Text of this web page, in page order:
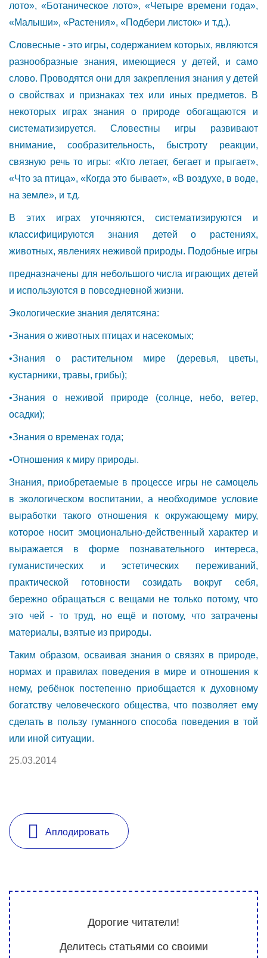
лото», «Ботаническое лото», «Четыре времени года»,
«Малыши», «Растения», «Подбери листок» и т.д.).
Словесные - это игры, содержанием которых, являются
разнообразные знания, имеющиеся у детей, и само
слово. Проводятся они для закрепления знания у детей
о свойствах и признаках тех или иных предметов. В
некоторых играх знания о природе обогащаются и
систематизируется. Словестны игры развивают
внимание, сообразительность, быстроту реакции,
связную речь то игры: «Кто летает, бегает и прыгает»,
«Что за птица», «Когда это бывает», «В воздухе, в воде,
на земле», и т.д.
В этих играх уточняются, систематизируются и
классифицируются знания детей о растениях,
животных, явлениях неживой природы. Подобные игры
предназначены для небольшого числа играющих детей
и используются в повседневной жизни.
Экологические знания делятсяна:
•Знания о животных птицах и насекомых;
•Знания о растительном мире (деревья, цветы,
кустарники, травы, грибы);
•Знания о неживой природе (солнце, небо, ветер,
осадки);
•Знания о временах года;
•Отношения к миру природы.
Знания, приобретаемые в процессе игры не самоцель
в экологическом воспитании, а необходимое условие
выработки такого отношения к окружающему миру,
которое носит эмоционально-действенный характер и
выражается в форме познавательного интереса,
гуманистических и эстетических переживаний,
практической готовности созидать вокруг себя,
бережно обращаться с вещами не только потому, что
это чей - то труд, но ещё и потому, что затрачены
материалы, взятые из природы.
Таким образом, осваивая знания о связях в природе,
нормах и правилах поведения в мире и отношения к
нему, ребёнок постепенно приобщается к духовному
богатству человеческого общества, что позволяет ему
сделать в пользу гуманного способа поведения в той
или иной ситуации.
25.03.2014
Аплодировать
Дорогие читатели!
Делитесь статьями со своими